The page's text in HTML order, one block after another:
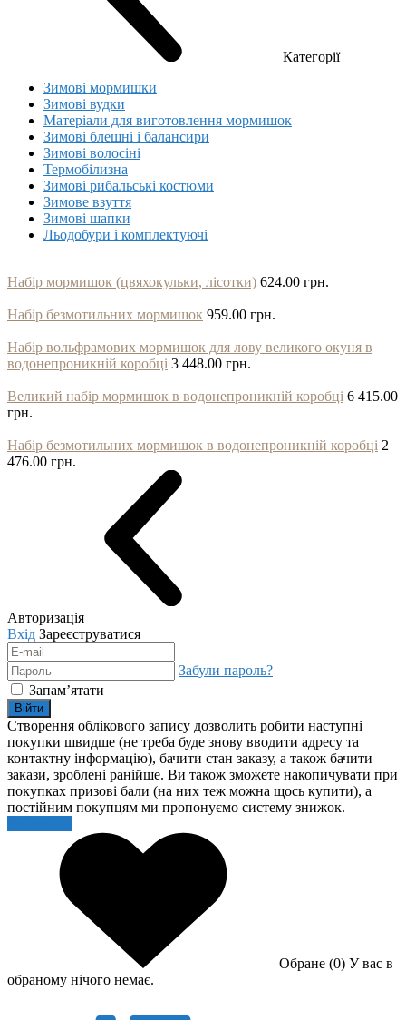
Категорії
Зимові мормишки
Зимові вудки
Матеріали для виготовлення мормишок
Зимові блешні і балансири
Зимові волосіні
Термобілизна
Зимові рибальські костюми
Зимове взуття
Зимові шапки
Льодобури і комплектуючі
Набір мормишок (цвяхокульки, лісотки) 624.00 грн.
Набір безмотильних мормишок 959.00 грн.
Набір вольфрамових мормишок для лову великого окуня в
водонепроникній коробці 3 448.00 грн.
Великий набір мормишок в водонепроникній коробці 6 415.00
грн.
Набір безмотильних мормишок в водонепроникній коробці 2
476.00 грн.
Авторизація
Вхід Зареєструватися
Забули пароль?
Запам’ятати
Війти
Створення облікового запису дозволить робити наступні
покупки швидше (не треба буде знову вводити адресу та
контактну інформацію), бачити стан заказу, а також бачити
закази, зроблені ранійше. Ви також зможете накопичувати при
покупках призові бали (на них теж можна щось купити), а
постійним покупцям ми пропонуємо систему знижок.
Обране (0) У вас в
обраному нічого немає.